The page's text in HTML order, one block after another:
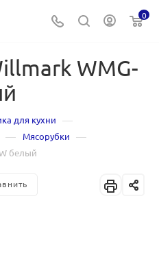
0
WMG-
для кухни —
— Мясорубки —
белый